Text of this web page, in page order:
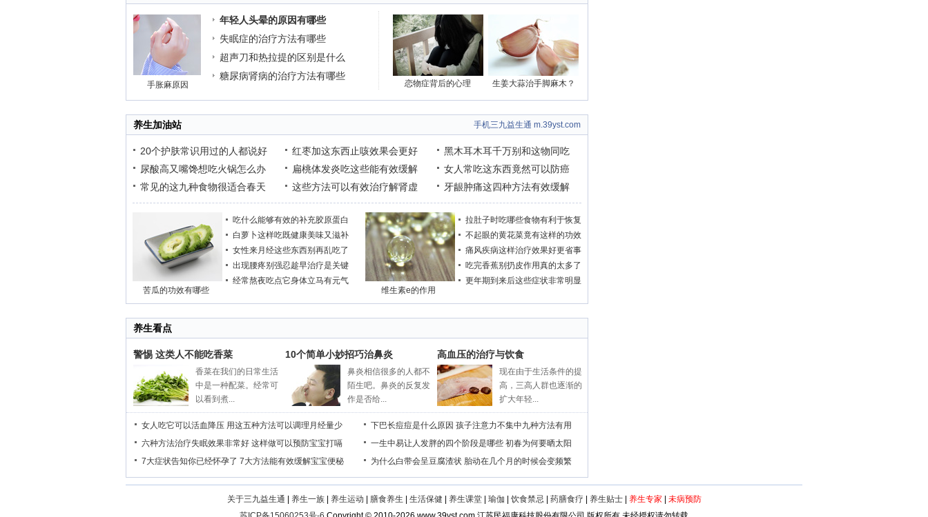
手胀麻原因
年轻人头晕的原因有哪些
失眠症的治疗方法有哪些
超声刀和热拉提的区别是什么
糖尿病肾病的治疗方法有哪些
恋物症背后的心理 生姜大蒜治手脚麻木？
养生加油站 手机三九益生通 m.39yst.com
20个护肤常识用过的人都说好
尿酸高又嘴馋想吃火锅怎么办
常见的这九种食物很适合春天
红枣加这东西止咳效果会更好
扁桃体发炎吃这些能有效缓解
这些方法可以有效治疗解肾虚
黑木耳木耳千万别和这物同吃
女人常吃这东西竟然可以防癌
牙龈肿痛这四种方法有效缓解
苦瓜的功效有哪些
吃什么能够有效的补充胶原蛋白
白萝卜这样吃既健康美味又滋补
女性来月经这些东西别再乱吃了
出现腰疼别强忍趁早治疗是关键
经常熬夜吃点它身体立马有元气
维生素e的作用
拉肚子时吃哪些食物有利于恢复
不起眼的黄花菜竟有这样的功效
痛风疾病这样治疗效果好更省事
吃完香蕉别扔皮作用真的太多了
更年期到来后这些症状非常明显
养生看点
警惕 这类人不能吃香菜
香菜在我们的日常生活
中是一种配菜。经常可
以看到煮...
10个简单小妙招巧治鼻炎
鼻炎相信很多的人都不
陌生吧。鼻炎的反复发
作是否给...
高血压的治疗与饮食
现在由于生活条件的提
高，三高人群也逐渐的
扩大年轻...
女人吃它可以活血降压 用这五种方法可以调理月经量少
六种方法治疗失眠效果非常好 这样做可以预防宝宝打嗝
7大症状告知你已经怀孕了 7大方法能有效缓解宝宝便秘
下巴长痘痘是什么原因 孩子注意力不集中九种方法有用
一生中易让人发胖的四个阶段是哪些 初春为何要晒太阳
为什么白带会呈豆腐渣状 胎动在几个月的时候会变频繁
关于三九益生通 养生一族| 养生运动 膳食养生 生活保健 养生课堂| 瑜伽 饮食禁忌 药膳食疗 养生贴士| 养生专家
未病预防